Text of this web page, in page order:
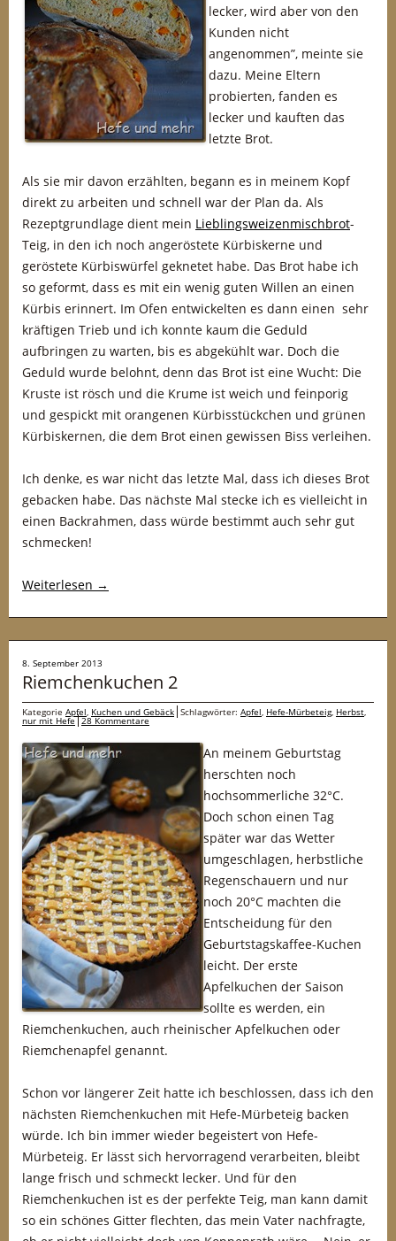
lecker, wird aber von den
Kunden nicht
angenommen”, meinte sie
dazu. Meine Eltern
probierten, fanden es
lecker und kauften das
letzte Brot.
Als sie mir davon erzählten, begann es in meinem Kopf
direkt zu arbeiten und schnell war der Plan da. Als
Rezeptgrundlage dient mein Lieblingsweizenmischbrot-
Teig, in den ich noch angeröstete Kürbiskerne und
geröstete Kürbiswürfel geknetet habe. Das Brot habe ich
so geformt, dass es mit ein wenig guten Willen an einen
Kürbis erinnert. Im Ofen entwickelten es dann einen sehr
kräftigen Trieb und ich konnte kaum die Geduld
aufbringen zu warten, bis es abgekühlt war. Doch die
Geduld wurde belohnt, denn das Brot ist eine Wucht: Die
Kruste ist rösch und die Krume ist weich und feinporig
und gespickt mit orangenen Kürbisstückchen und grünen
Kürbiskernen, die dem Brot einen gewissen Biss verleihen.
Ich denke, es war nicht das letzte Mal, dass ich dieses Brot
gebacken habe. Das nächste Mal stecke ich es vielleicht in
einen Backrahmen, dass würde bestimmt auch sehr gut
schmecken!
Weiterlesen →
8. September 2013
Riemchenkuchen 2
Kategorie Apfel, Kuchen und Gebäck Schlagwörter: Apfel, Hefe-Mürbeteig, Herbst,
nur mit Hefe 28 Kommentare
An meinem Geburtstag
herschten noch
hochsommerliche 32°C.
Doch schon einen Tag
später war das Wetter
umgeschlagen, herbstliche
Regenschauern und nur
noch 20°C machten die
Entscheidung für den
Geburtstagskaffee-Kuchen
leicht. Der erste
Apfelkuchen der Saison
sollte es werden, ein
Riemchenkuchen, auch rheinischer Apfelkuchen oder
Riemchenapfel genannt.
Schon vor längerer Zeit hatte ich beschlossen, dass ich den
nächsten Riemchenkuchen mit Hefe-Mürbeteig backen
würde. Ich bin immer wieder begeistert von Hefe-
Mürbeteig. Er lässt sich hervorragend verarbeiten, bleibt
lange frisch und schmeckt lecker. Und für den
Riemchenkuchen ist es der perfekte Teig, man kann damit
so ein schönes Gitter flechten, das mein Vater nachfragte,